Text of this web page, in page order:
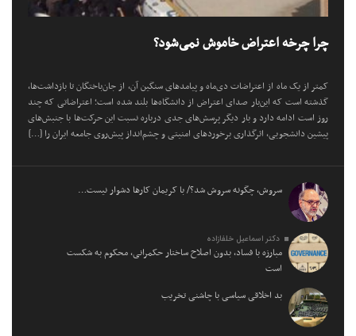
چرا چرخه اعتراض خاموش نمی‌شود؟
کمتر از یک ماه از اعتراضات دی‌ماه و پیامد‌های سنگین آن، از جان‌باختگان تا بازداشت‌ها،
گذشته است که این‌بار صدای اعتراض از دانشگاه‌ها بلند شده است؛ اعتراضاتی که چند
روز است ادامه دارد و بار دیگر پرسش‌های جدی درباره نسبت این حرکت‌ها با جنبش‌های
پیشین دانشجویی، اثرگذاری برخورد‌های امنیتی و چشم‌انداز پیش‌روی جامعه ایران را […]
سروش، چگونه سروش شد؟/ با کریمان کارها دشوار نیست…
دکتر اسماعیل خلفازاده
مبارزه با فساد، بدون اصلاح ساختار حکمرانی، محکوم به شکست
است
بد اخلاقی سیاسی با چاشنی تخریب